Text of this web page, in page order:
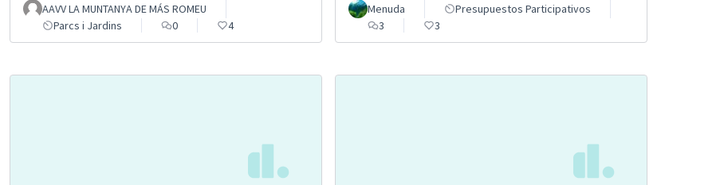
AAVV LA MUNTANYA DE MÁS ROMEU
Parcs i Jardins
0 4
Menuda
Presupuestos Participativos
3
3